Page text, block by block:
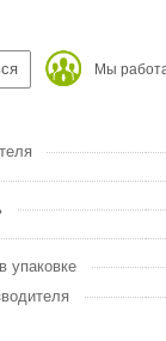
Мы
упаковке